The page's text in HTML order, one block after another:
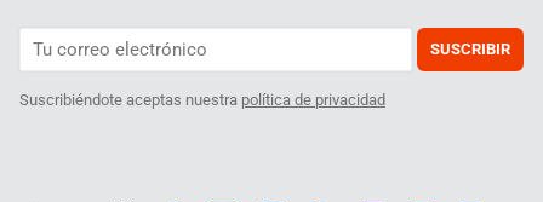
SUSCRIBIR
Suscribiéndote aceptas nuestra política de privacidad